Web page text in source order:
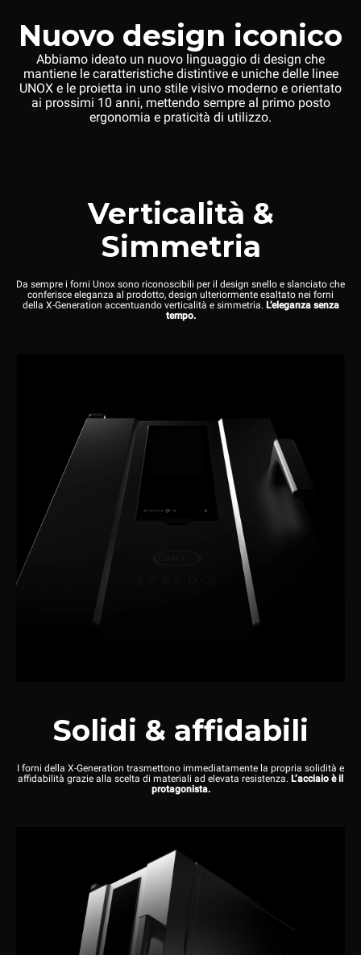
Nuovo design iconico
Abbiamo ideato un nuovo linguaggio di design che
mantiene le caratteristiche distintive e uniche delle linee
UNOX e le proietta in uno stile visivo moderno e orientato
ai prossimi 10 anni, mettendo sempre al primo posto
ergonomia e praticità di utilizzo.
Verticalità &
Simmetria
Da sempre i forni Unox sono riconoscibili per il design snello e slanciato che
conferisce eleganza al prodotto, design ulteriormente esaltato nei forni
della X-Generation accentuando verticalità e simmetria. L’eleganza senza
tempo.
Solidi & affidabili
I forni della X-Generation trasmettono immediatamente la propria solidità e
affidabilità grazie alla scelta di materiali ad elevata resistenza. L’acciaio è il
protagonista.